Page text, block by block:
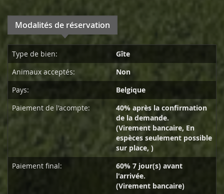
Modalités de réservation
Type de bien:
Gîte
Animaux acceptés:
Non
Pays:
Belgique
Paiement de l'acompte:
40% après la confirmation
de la demande.
(Virement bancaire, En
espèces seulement possible
sur place, )
Paiement final:
60% 7 jour(s) avant
l'arrivée.
(Virement bancaire)